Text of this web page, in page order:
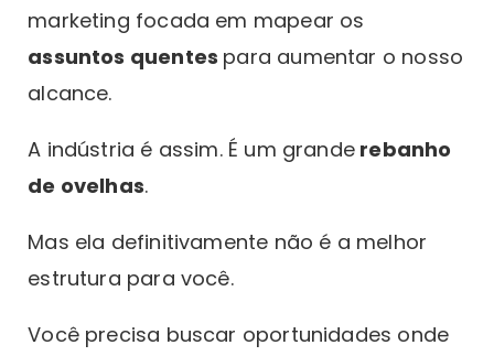
marketing focada em mapear os
assuntos quentes para aumentar o nosso
alcance.
A indústria é assim. É um granderebanho
de ovelhas.
Mas ela definitivamente não é a melhor
estrutura para você.
Você precisa buscar oportunidades onde